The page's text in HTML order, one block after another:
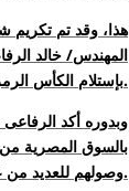
هذا، وقد تم تكريم
المهندس/ خالد
بإستلام الكأس الرمزية عن هذا الإنجاز الكبير عن عام 2019.
وبدوره أكد
بالسوق المصرية
وصولهم للعديد من عملاءهم المستهدفين على مستوى الجمهورية مع شبكة توزيع متميزة جداً.